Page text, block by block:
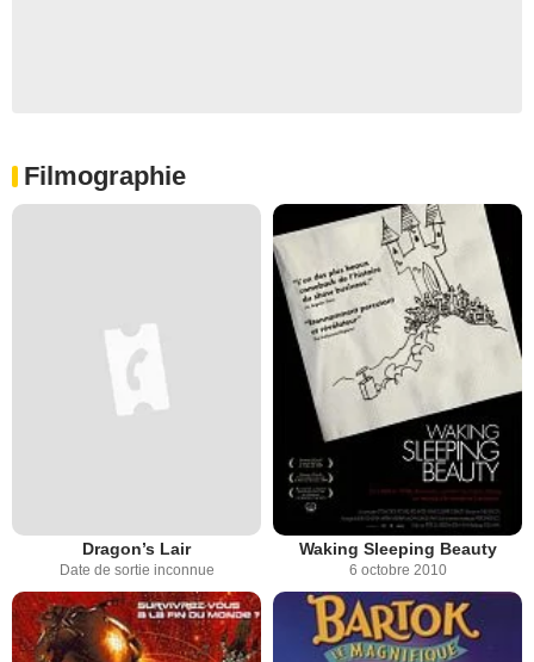
Filmographie
Dragon’s Lair
Date de sortie inconnue
Waking Sleeping Beauty
6 octobre 2010